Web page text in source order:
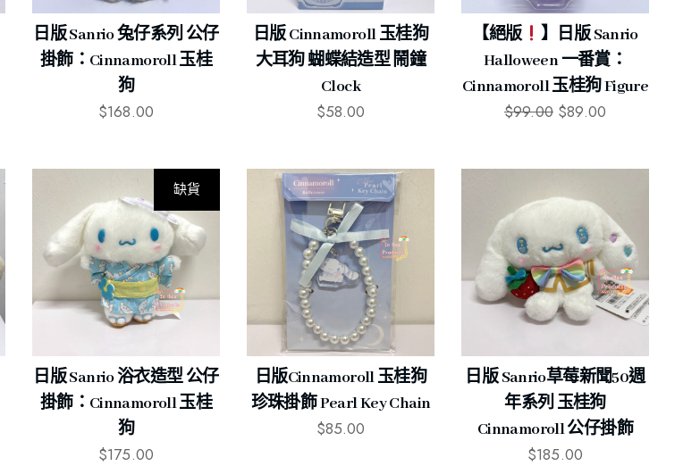
日版 Sanrio 兔仔系列 公仔
掛飾：Cinnamoroll 玉桂
狗
$168.00
日版 Cinnamoroll 玉桂狗
大耳狗 蝴蝶結造型 鬧鐘
Clock
$58.00
【絕版
】日版 Sanrio
Halloween 一番賞：
Cinnamoroll 玉桂狗 Figure
$99.00 $89.00
缺貨
日版 Sanrio 浴衣造型 公仔
掛飾：Cinnamoroll 玉桂
狗
$175.00
日版Cinnamoroll 玉桂狗
珍珠掛飾 Pearl Key Chain
$85.00
日版 Sanrio草莓新聞50週
年系列 玉桂狗
Cinnamoroll 公仔掛飾
$185.00